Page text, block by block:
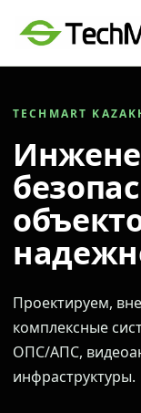
TECHMART
Проектируем,
комплексные
ОПС/АПС,
инфраструктуры.